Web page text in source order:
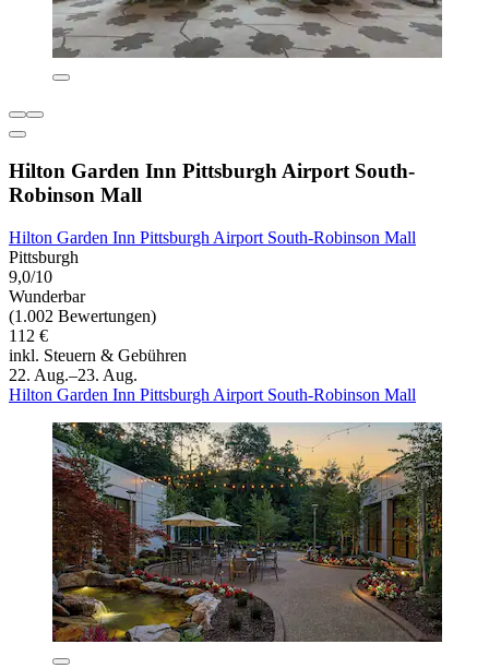
Hilton Garden Inn Pittsburgh Airport South-
Robinson Mall
Hilton Garden Inn Pittsburgh Airport South-Robinson Mall
Pittsburgh
9,0/10
Wunderbar
(1.002 Bewertungen)
112 €
inkl. Steuern & Gebühren
22. Aug.–23. Aug.
Hilton Garden Inn Pittsburgh Airport South-Robinson Mall